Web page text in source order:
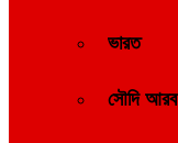
ভারত
সৌদি আরব